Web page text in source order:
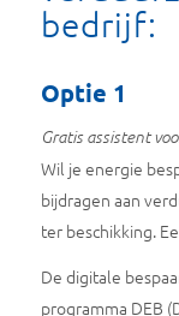
bedrijf:
Optie 1
Gratis assistent
Wil je energie
bijdragen aan
ter beschikking.
De digitale
programma DEB